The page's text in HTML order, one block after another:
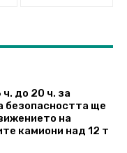
ч. до 20 ч. за
безопасността ще
на
камиони над 12 т